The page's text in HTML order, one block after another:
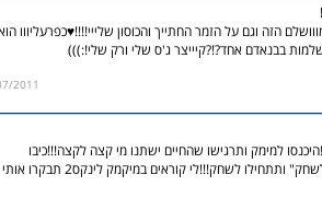
הזה וגם על הזמר החתייך והכוסון שלייי!!!!♥כפרעליווו
בבנאדם אחד?!?קיייצר ג'ס שלי ורק שלי!:)))
- 23:27
למימק ותרגישו שהחיים ישתנו מי קצה לקצה!!!כיבו
"מיקמק התחילו לשחק" ותתחילו לשחק!!!לי קוראים במיקמק לינקס2 תבקרו אותי